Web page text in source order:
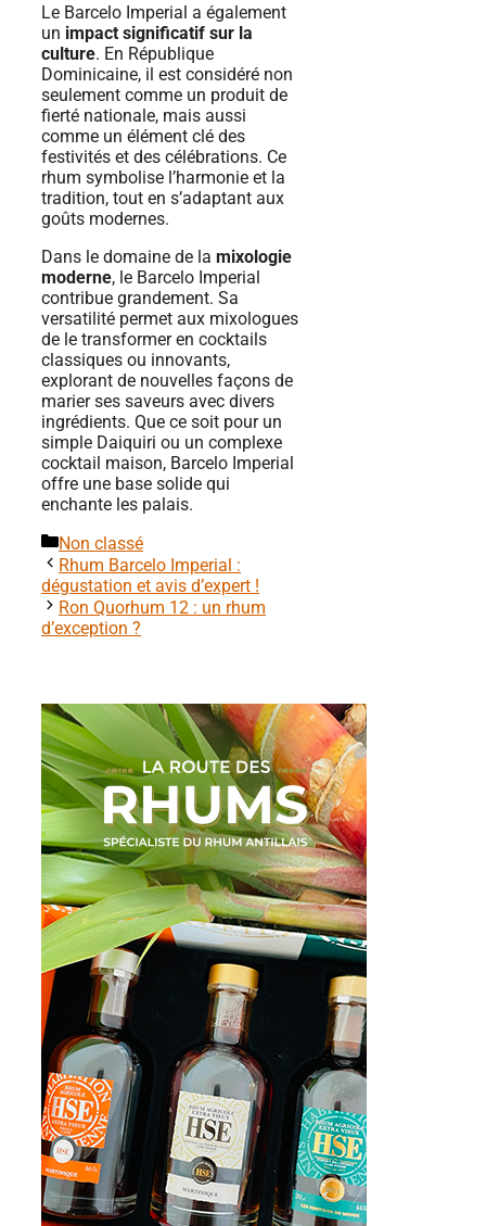
Le Barcelo Imperial a également
un impact significatif sur la
culture. En République
Dominicaine, il est considéré non
seulement comme un produit de
fierté nationale, mais aussi
comme un élément clé des
festivités et des célébrations. Ce
rhum symbolise l’harmonie et la
tradition, tout en s’adaptant aux
goûts modernes.
Dans le domaine de la mixologie
moderne, le Barcelo Imperial
contribue grandement. Sa
versatilité permet aux mixologues
de le transformer en cocktails
classiques ou innovants,
explorant de nouvelles façons de
marier ses saveurs avec divers
ingrédients. Que ce soit pour un
simple Daiquiri ou un complexe
cocktail maison, Barcelo Imperial
offre une base solide qui
enchante les palais.
Catégories
Non classé
Rhum Barcelo Imperial :
dégustation et avis d’expert !
Ron Quorhum 12 : un rhum
d’exception ?